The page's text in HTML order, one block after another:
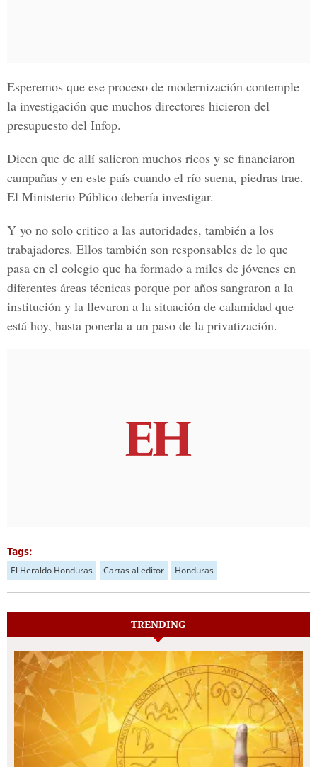
Esperemos que ese proceso de modernización contemple
la investigación que muchos directores hicieron del
presupuesto del Infop.
Dicen que de allí salieron muchos ricos y se financiaron
campañas y en este país cuando el río suena, piedras trae.
El Ministerio Público debería investigar.
Y yo no solo critico a las autoridades, también a los
trabajadores. Ellos también son responsables de lo que
pasa en el colegio que ha formado a miles de jóvenes en
diferentes áreas técnicas porque por años sangraron a la
institución y la llevaron a la situación de calamidad que
está hoy, hasta ponerla a un paso de la privatización.
Tags:
El Heraldo Honduras Cartas al editor Honduras
TRENDING